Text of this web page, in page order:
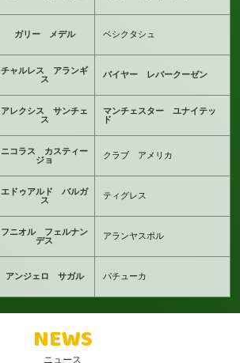
ガリー メデル ベシクタシュ
チャルレス アランギ
ス
バイヤー レバークーゼン
アレクシス サンチェ
ス
マンチェスター ユナイテッ
ド
ニコラス カスティー
ジョ
クラブ アメリカ
エドゥアルド バルガ
ス
ティグレス
フニオル フェルナン
デス
アランヤスポル
アンジェロ サガル パチューカ
NEWS